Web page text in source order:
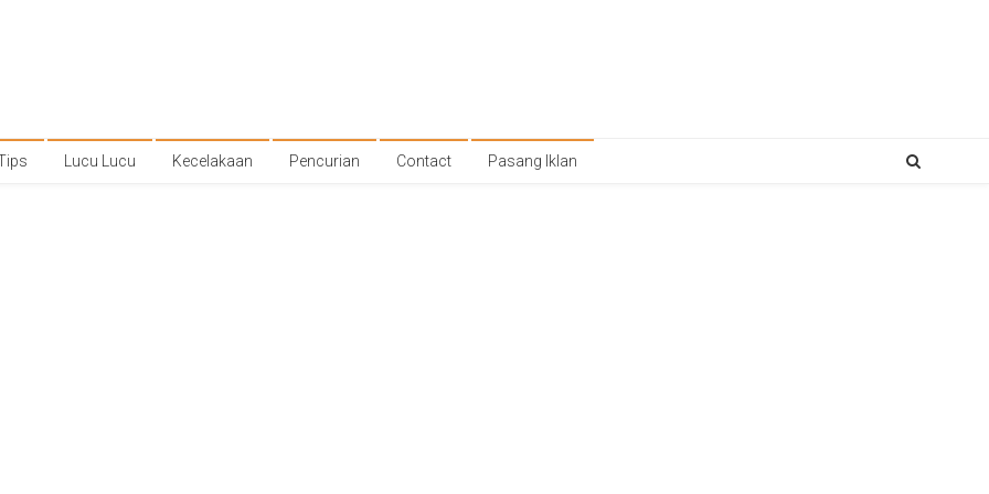
Lucu Lucu Kecelakaan Pencurian Contact Pasang Iklan